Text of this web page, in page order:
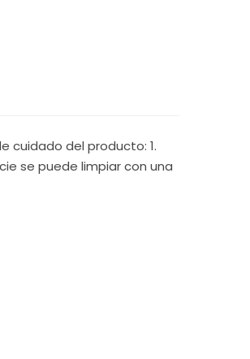
cuidado del producto: 1.
se puede limpiar con una